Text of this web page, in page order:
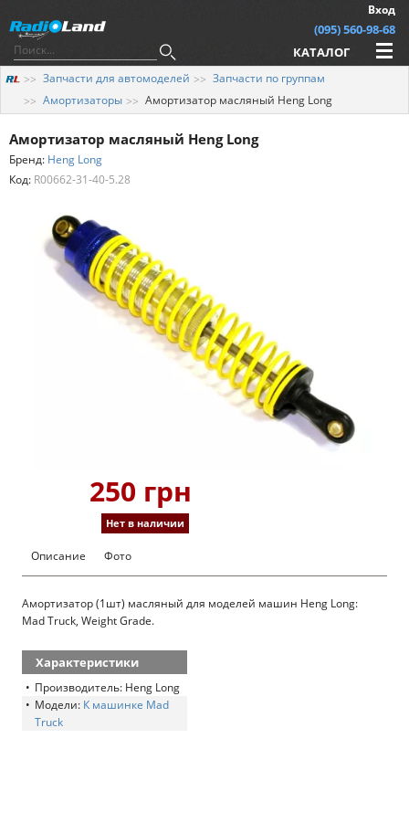
Вход
(095) 560-98-68
КАТАЛОГ
Запчасти для автомоделей
Запчасти по группам
Амортизаторы
Амортизатор масляный Heng Long
Амортизатор масляный Heng Long
Бренд: Heng Long
Код: R00662-31-40-5.28
250 грн
Нет в наличии
Описание Фото
Амортизатор (1шт) масляный для моделей машин Heng Long:
Mad Truck, Weight Grade.
Характеристики
Производитель: Heng Long
Модели: К машинке Mad
Truck